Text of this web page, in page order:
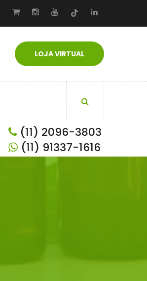
LOJA VIRTUAL
(11) 2096-3803
(11) 91337-1616